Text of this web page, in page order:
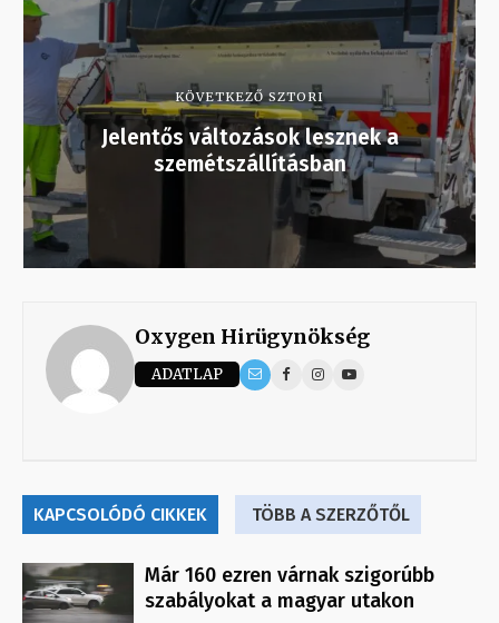
KÖVETKEZŐ SZTORI
Jelentős változások lesznek a
szemétszállításban
Oxygen Hirügynökség
ADATLAP
KAPCSOLÓDÓ CIKKEK TÖBB A SZERZŐTŐL
Már 160 ezren várnak szigorúbb
szabályokat a magyar utakon